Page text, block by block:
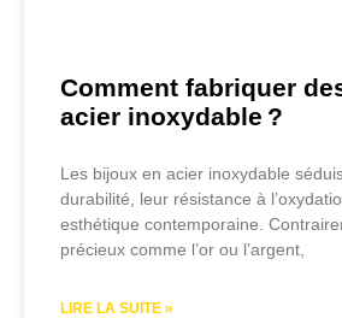
Comment fabriquer
acier inoxydable ?
Les bijoux en acier inoxydable
durabilité, leur résistance à
esthétique contemporaine.
précieux comme l’or ou l’argent,
LIRE LA SUITE »